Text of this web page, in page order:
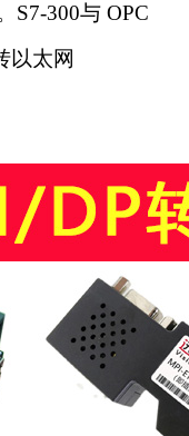
S7-300与 OPC
以太网